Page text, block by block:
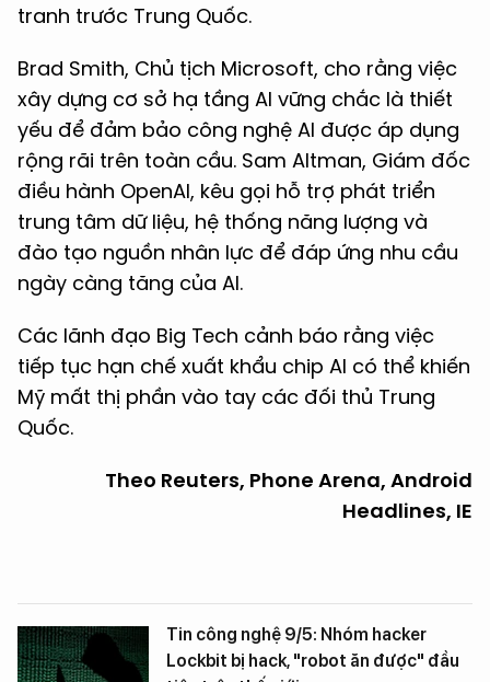
tranh trước Trung Quốc.
Brad Smith, Chủ tịch Microsoft, cho rằng việc
xây dựng cơ sở hạ tầng AI vững chắc là thiết
yếu để đảm bảo công nghệ AI được áp dụng
rộng rãi trên toàn cầu. Sam Altman, Giám đốc
điều hành OpenAI, kêu gọi hỗ trợ phát triển
trung tâm dữ liệu, hệ thống năng lượng và
đào tạo nguồn nhân lực để đáp ứng nhu cầu
ngày càng tăng của AI.
Các lãnh đạo Big Tech cảnh báo rằng việc
tiếp tục hạn chế xuất khẩu chip AI có thể khiến
Mỹ mất thị phần vào tay các đối thủ Trung
Quốc.
Theo Reuters, Phone Arena, Android
Headlines, IE
Tin công nghệ 9/5: Nhóm hacker
Lockbit bị hack, "robot ăn được" đầu